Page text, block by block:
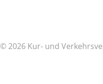
© 2026 Kur- und